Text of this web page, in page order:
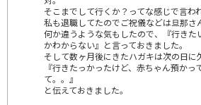
そこまでして行くか？ってな感じで言わ
私も退職してたのでご祝儀などは旦那さ
何か違うような気もしたので、『行きた
かわからない』と言っておきました。
そして数ヶ月後にきたハガキは次の日に
『行きたっかったけど、赤ちゃん預かっ
て。。』
と伝えておきました。